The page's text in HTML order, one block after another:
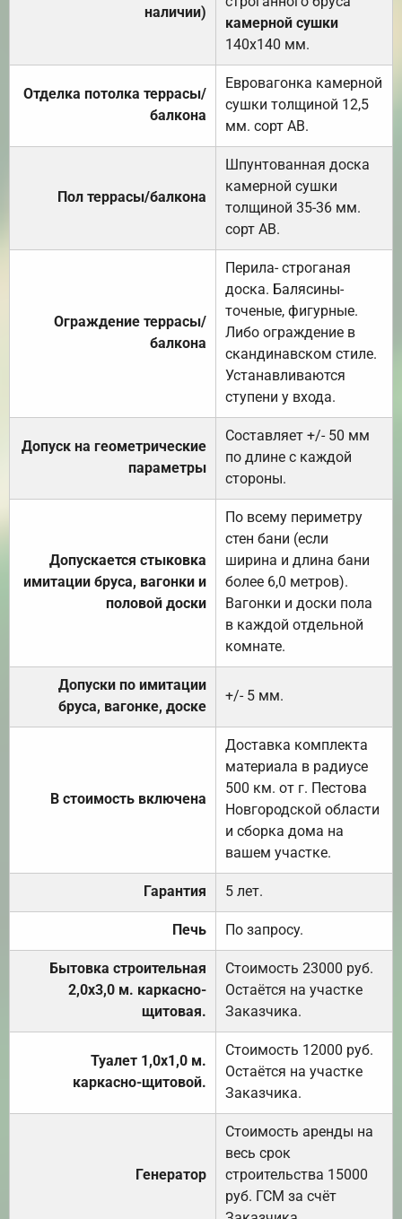
наличии)
камерной сушки
140х140 мм.
Отделка потолка террасы/
балкона
Евровагонка камерной
сушки толщиной 12,5
мм. сорт АВ.
Пол террасы/балкона
Шпунтованная доска
камерной сушки
толщиной 35-36 мм.
сорт АВ.
Ограждение террасы/
балкона
Перила- строганая
доска. Балясины-
точеные, фигурные.
Либо ограждение в
скандинавском стиле.
Устанавливаются
ступени у входа.
Допуск на геометрические
параметры
Составляет +/- 50 мм
по длине с каждой
стороны.
Допускается стыковка
имитации бруса, вагонки и
половой доски
По всему периметру
стен бани (если
ширина и длина бани
более 6,0 метров).
Вагонки и доски пола
в каждой отдельной
комнате.
Допуски по имитации
бруса, вагонке, доске
+/- 5 мм.
В стоимость включена
Доставка комплекта
материала в радиусе
500 км. от г. Пестова
Новгородской области
и сборка дома на
вашем участке.
Гарантия 5 лет.
Печь По запросу.
Бытовка строительная
2,0х3,0 м. каркасно-
щитовая.
Стоимость 23000 руб.
Остаётся на участке
Заказчика.
Туалет 1,0х1,0 м.
каркасно-щитовой.
Стоимость 12000 руб.
Остаётся на участке
Заказчика.
Генератор
Стоимость аренды на
весь срок
строительства 15000
руб. ГСМ за счёт